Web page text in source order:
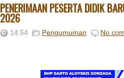
PENERIMAAN PESERTA DIDIK
2026
14:54 Pengumuman No